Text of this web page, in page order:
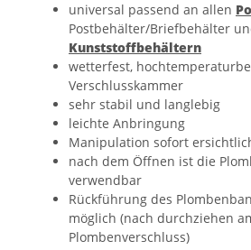
universal passend an allen
Postbehälter/Briefbehälter
Kunststoffbehältern
wetterfest,
Verschlusskammer
sehr stabil und langlebig
leichte Anbringung
Manipulation sofort
nach dem Öffnen ist die
verwendbar
Rückführung des
möglich (nach durchziehen
Plombenverschluss)